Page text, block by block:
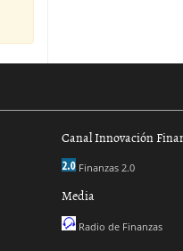
Canal Innovación
Finanzas 2.0
Media
Radio de Finanzas